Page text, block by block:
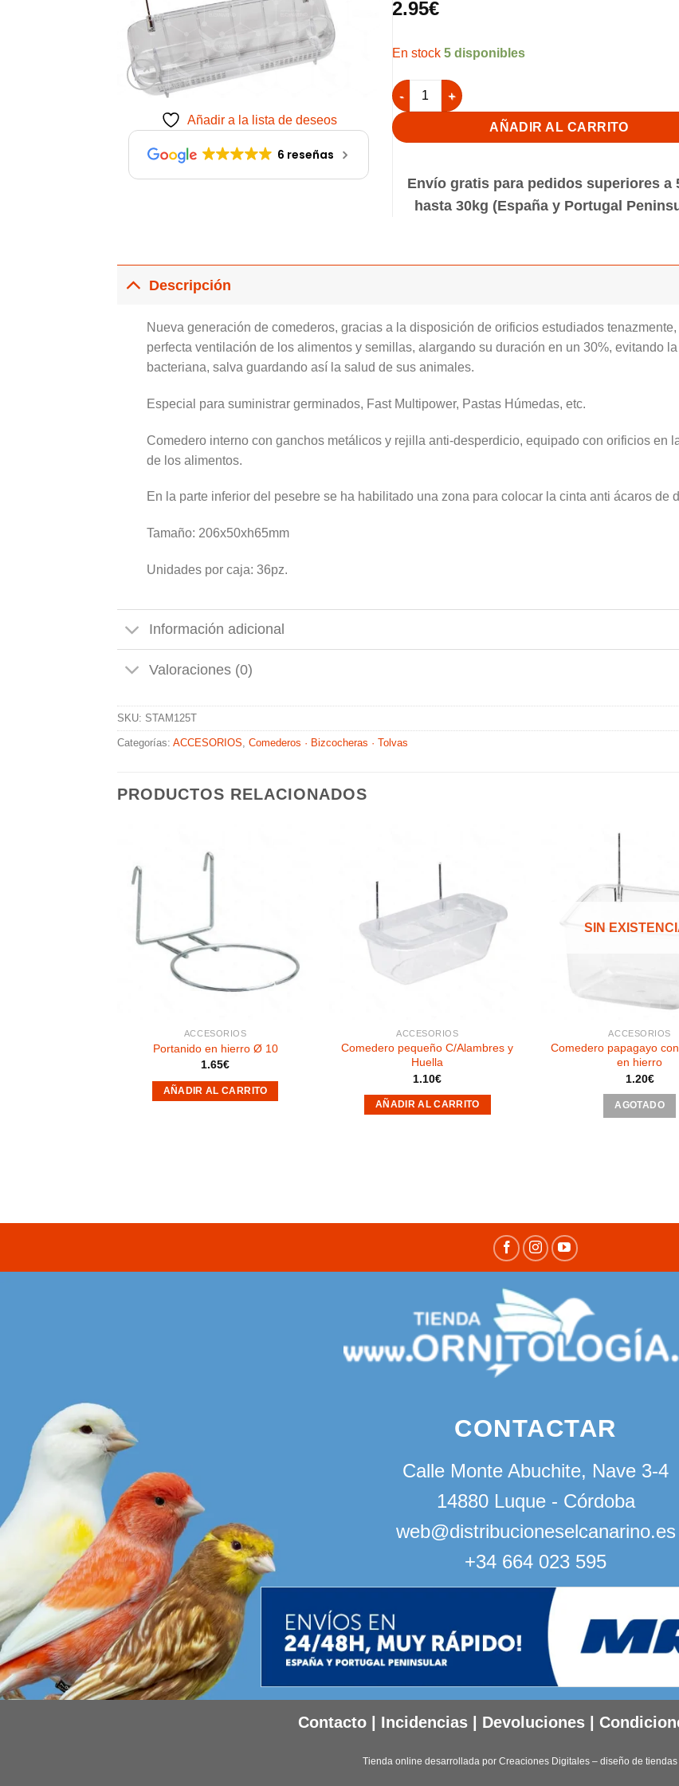
Añadir a la lista de deseos
6 reseñas
2.95€
5 disponibles
Comedero Interno Con Agujeros 21cm Transparent
AÑADIR AL CARRITO
Envío gratis para pedidos superiores a
hasta 30kg (España y Portugal
Descripción
Nueva generación de comederos, gracias a la disposición de orificios estudiados
perfecta ventilación de los alimentos y semillas, alargando su duración en un 30%, evitando
bacteriana, salva guardando así la salud de sus animales.
Especial para suministrar germinados, Fast Multipower, Pastas Húmedas, etc.
Comedero interno con ganchos metálicos y rejilla anti-desperdicio, equipado con orificios en
de los alimentos.
En la parte inferior del pesebre se ha habilitado una zona para colocar la cinta anti ácaros de
Tamaño: 206x50xh65mm
Unidades por caja: 36pz.
Información adicional
Valoraciones (0)
SKU: STAM125T
Categorías: ACCESORIOS Comederos · Bizcocheras · Tolvas
PRODUCTOS RELACIONADOS
ACCESORIOS
Portanido en hierro Ø 10
1.65€
AÑADIR AL CARRITO
a la
lista de
deseos
ACCESORIOS
Comedero pequeño C/Alambres y
Huella
1.10€
AÑADIR AL CARRITO
SIN
ACCESORIOS
Comedero papagayo
en hierro
1.20€
AGOTADO
CONTACTAR
Calle Monte Abuchite, Nave 3-4
14880 Luque - Córdoba
web@distribucioneselcanarino.es
+34 664 023 595
Contacto | Incidencias | Devoluciones |
Tienda online desarrollada por Creaciones Digitales – diseño de